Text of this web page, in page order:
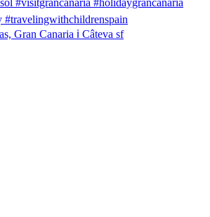
Gran Canaria ℹ️ Câteva sf